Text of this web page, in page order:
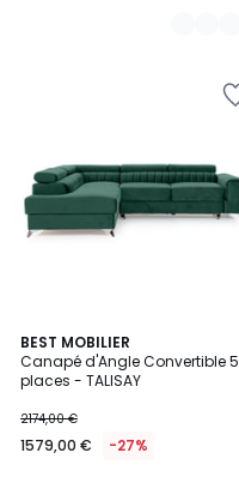
BEST MOBILIER
Canapé d'Angle Convertible 5
places - TALISAY
2174,00 €
1579,00 € -27%
5
Couleurs